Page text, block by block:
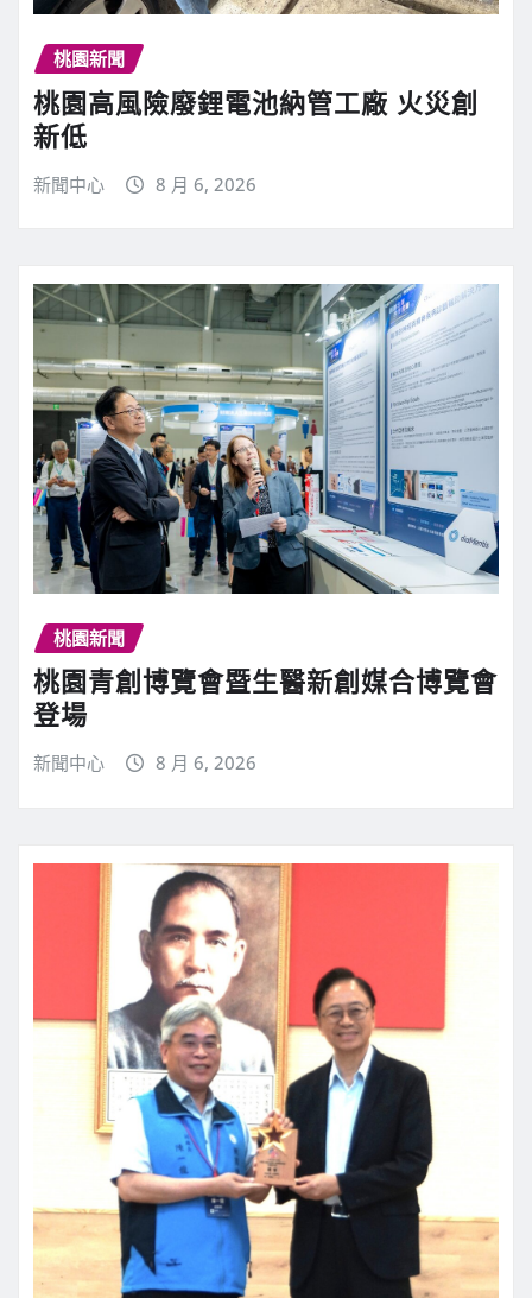
桃園新聞
桃園高風險廢鋰電池納管工廠 火災創
新低
新聞中心 8 月 6, 2026
桃園新聞
桃園青創博覽會暨生醫新創媒合博覽會
登場
新聞中心 8 月 6, 2026